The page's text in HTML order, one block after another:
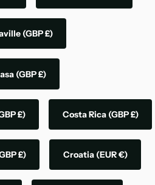
(GBP £)
(GBP £)
£) Costa Rica (GBP £)
£) Croatia (EUR €)